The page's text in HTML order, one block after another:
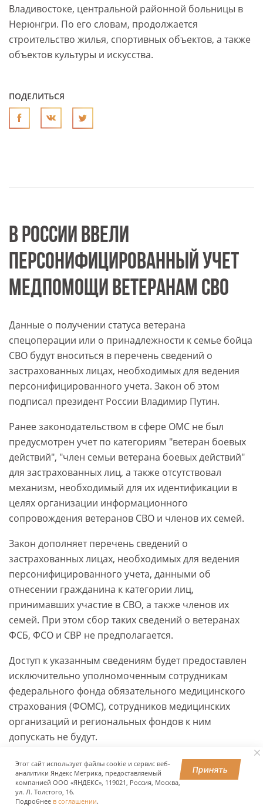
Владивостоке, центральной районной больницы в
Нерюнгри. По его словам, продолжается
строительство жилья, спортивных объектов, а также
объектов культуры и искусства.
ПОДЕЛИТЬСЯ
В РОССИИ ВВЕЛИ
ПЕРСОНИФИЦИРОВАННЫЙ УЧЕТ
МЕДПОМОЩИ ВЕТЕРАНАМ СВО
Данные о получении статуса ветерана
спецоперации или о принадлежности к семье бойца
СВО будут вноситься в перечень сведений о
застрахованных лицах, необходимых для ведения
персонифицированного учета. Закон об этом
подписал президент России Владимир Путин.
Ранее законодательством в сфере ОМС не был
предусмотрен учет по категориям "ветеран боевых
действий", "член семьи ветерана боевых действий"
для застрахованных лиц, а также отсутствовал
механизм, необходимый для их идентификации в
целях организации информационного
сопровождения ветеранов СВО и членов их семей.
Закон дополняет перечень сведений о
застрахованных лицах, необходимых для ведения
персонифицированного учета, данными об
отнесении гражданина к категории лиц,
принимавших участие в СВО, а также членов их
семей. При этом сбор таких сведений о ветеранах
ФСБ, ФСО и СВР не предполагается.
Доступ к указанным сведениям будет предоставлен
исключительно уполномоченным сотрудникам
федерального фонда обязательного медицинского
страхования (ФОМС), сотрудников медицинских
организаций и региональных фондов к ним
допускать не будут.
ПОДЕЛИТЬСЯ
Этот сайт использует файлы cookie и сервис веб-
аналитики Яндекс Метрика, предоставляемый
компанией ООО «ЯНДЕКС», 119021, Россия, Москва,
ул. Л. Толстого, 16.
Подробнее в соглашении.
Принять